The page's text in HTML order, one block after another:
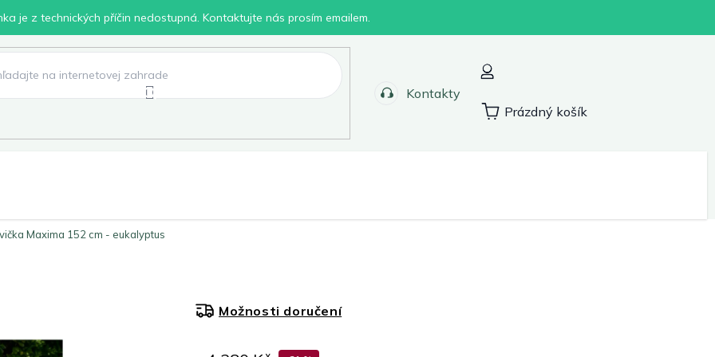
je z technických příčin nedostupná. Kontaktujte nás prosím emailem.
Kontakty
Nákupní
Prázdný košík
Maxima 152 cm - eukalyptus
Možnosti doručení